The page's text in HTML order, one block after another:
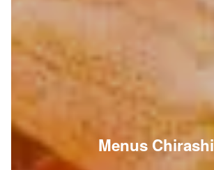
Menus Chirashi